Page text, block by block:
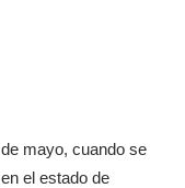
mayo, cuando se
el estado de